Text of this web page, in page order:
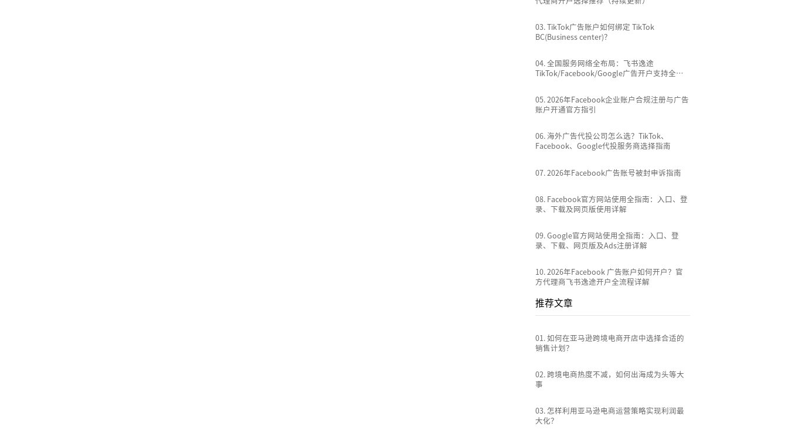
03.TikTok广告账户如何绑定 TikTok
BC(Business center)？
04.全国服务网络全布局：飞书逸途
TikTok/Facebook/Google广告开户支持全国
05.2026年Facebook企业账户合规注册与广告
账户开通官方指引
06.海外广告代投公司怎么选？TikTok、
Facebook、Google代投服务商选择指南
07.2026年Facebook广告账号被封申诉指南
08. Facebook官方网站使用全指南：入口、登
录、下载及网页版使用详解
09.Google官方网站使用全指南：入口、登
录、下载、网页版及Ads注册详解
10.2026年Facebook 广告账户如何开户？官
方代理商飞书逸途开户全流程详解
推荐文章
01.如何在亚马逊跨境电商开店中选择合适的
销售计划？
02. 跨境电商热度不减，如何出海成为头等大
事
03. 怎样利用亚马逊电商运营策略实现利润最
大化？